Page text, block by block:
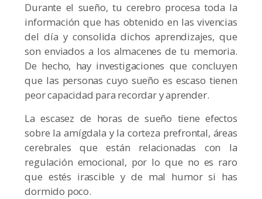
Durante el sueño, tu cerebro procesa toda la
información que has obtenido en las vivencias
del día y consolida dichos aprendizajes, que
son enviados a los almacenes de tu memoria.
De hecho, hay investigaciones que concluyen
que las personas cuyo sueño es escaso tienen
peor capacidad para recordar y aprender.
La escasez de horas de sueño tiene efectos
sobre la amígdala y la corteza prefrontal, áreas
cerebrales que están relacionadas con la
regulación emocional, por lo que no es raro
que estés irascible y de mal humor si has
dormido poco.